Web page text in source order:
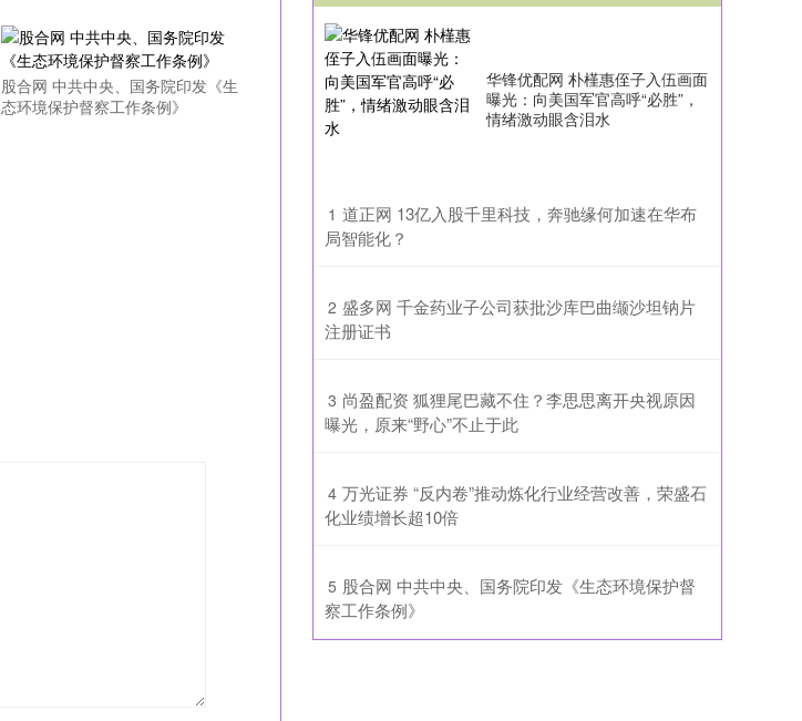
股合网 中共中央、国务院印发《生
态环境保护督察工作条例》
华锋优配网 朴槿惠侄子入伍画面
曝光：向美国军官高呼“必胜”，
情绪激动眼含泪水
1 ​道正网 13亿入股千里科技，奔驰缘何加速在华布
局智能化？
2 ​盛多网 千金药业子公司获批沙库巴曲缬沙坦钠片
注册证书
3 ​尚盈配资 狐狸尾巴藏不住？李思思离开央视原因
曝光，原来“野心”不止于此
4 ​万光证券 “反内卷”推动炼化行业经营改善，荣盛石
化业绩增长超10倍
5 ​股合网 中共中央、国务院印发《生态环境保护督
察工作条例》